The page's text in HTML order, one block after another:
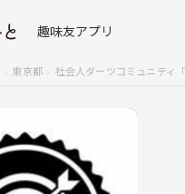
趣味友アプリ
東京都 社会人ダーツコミュニティ